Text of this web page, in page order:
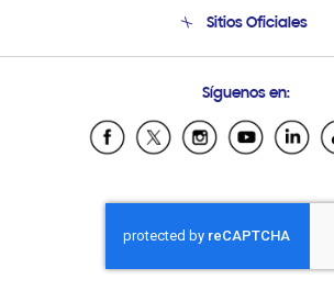
Condiciones de Compra
Soporte vía eMail
Sitios Oficiales
Samsung Ecuador
Samsung El Salvador
Samsung Honduras
Samsung Nicaragua
Samsung Panamá
Síguenos en: